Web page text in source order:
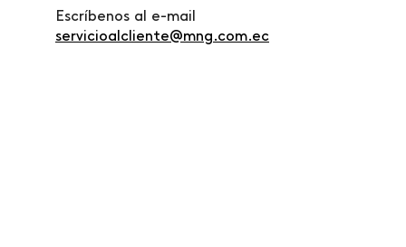
Escríbenos al e-mail
servicioalcliente@mng.com.ec